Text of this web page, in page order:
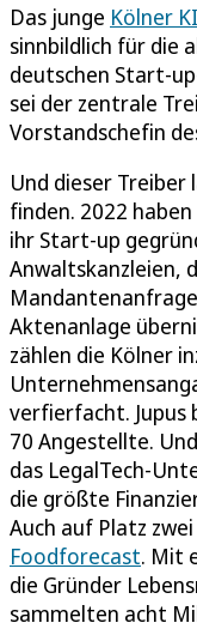
Das junge Kölner
sinnbildlich für die
deutschen Start-
sei der zentrale
Vorstandschefin
Und dieser Treiber
finden. 2022 haben
ihr Start-up
Anwaltskanzleien,
Aktenanlage
zählen die Kölner
verfierfacht.
70 Angestellte.
das LegalTech-
die größte
Auch auf Platz
Foodforecast. Mit
die Gründer
sammelten acht